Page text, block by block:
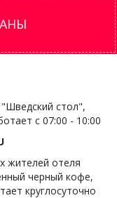
"Шведский стол",
с 07:00 - 10:00
жителей отеля
черный кофе,
круглосуточно